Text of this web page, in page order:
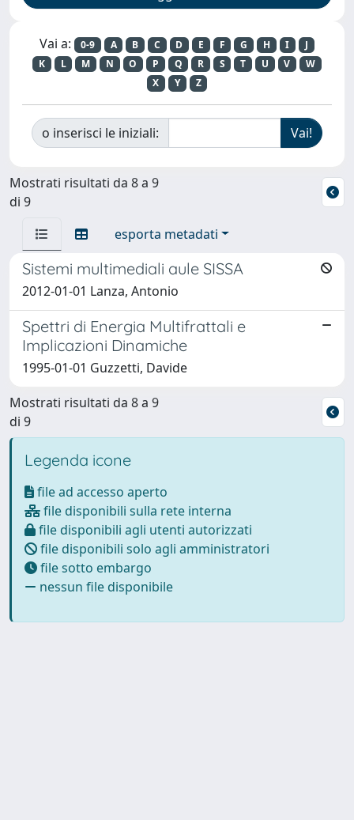
Vai a: 0-9 A B C D E F G H I
J
K
L M N O P Q R S T U V
W
X
Y Z
o inserisci le iniziali:
Mostrati risultati da 8 a 9
di 9
esporta metadati
Sistemi multimediali aule SISSA
2012-01-01 Lanza, Antonio
Spettri di Energia Multifrattali e
Implicazioni Dinamiche
1995-01-01 Guzzetti, Davide
Mostrati risultati da 8 a 9
di 9
Legenda icone
file ad accesso aperto
file disponibili sulla rete interna
file disponibili agli utenti autorizzati
file disponibili solo agli amministratori
file sotto embargo
nessun file disponibile